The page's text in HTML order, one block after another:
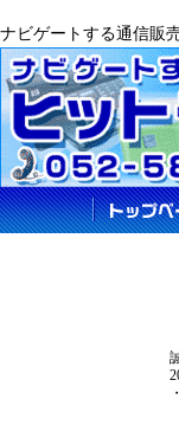
ナビゲートする通信販